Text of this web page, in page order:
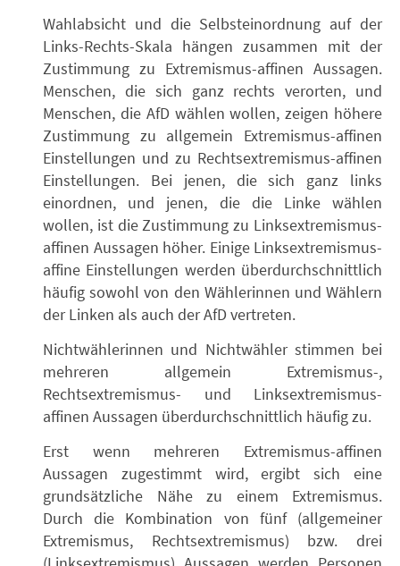
Wahlabsicht und die Selbsteinordnung auf der
Links-Rechts-Skala hängen zusammen mit der
Zustimmung zu Extremismus-affinen Aussagen.
Menschen, die sich ganz rechts verorten, und
Menschen, die AfD wählen wollen, zeigen höhere
Zustimmung zu allgemein Extremismus-affinen
Einstellungen und zu Rechtsextremismus-affinen
Einstellungen. Bei jenen, die sich ganz links
einordnen, und jenen, die die Linke wählen
wollen, ist die Zustimmung zu Linksextremismus-
affinen Aussagen höher. Einige Linksextremismus-
affine Einstellungen werden überdurchschnittlich
häufig sowohl von den Wählerinnen und Wählern
der Linken als auch der AfD vertreten.
Nichtwählerinnen und Nichtwähler stimmen bei
mehreren allgemein Extremismus-,
Rechtsextremismus- und Linksextremismus-
affinen Aussagen überdurchschnittlich häufig zu.
Erst wenn mehreren Extremismus-affinen
Aussagen zugestimmt wird, ergibt sich eine
grundsätzliche Nähe zu einem Extremismus.
Durch die Kombination von fünf (allgemeiner
Extremismus, Rechtsextremismus) bzw. drei